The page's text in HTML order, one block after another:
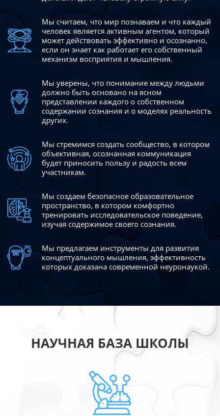
Мы считаем, что мир познаваем и что каждый
человек является активным агентом, который
может действовать эффективно и осознанно,
если он знает как работает его собственный
механизм восприятия и мышления.
Мы уверены, что понимание между людьми
должно быть основано на ясном
представлении каждого о собственном
содержании сознания и о моделях реальность
других.
Мы стремимся создать сообщество, в котором
объективная, осознанная коммуникация
будет приносить пользу и радость всем
участникам.
Мы создаем безопасное образовательное
пространство, в котором комфортно
тренировать исследовательское поведение,
изучая содержимое своего сознания.
Мы предлагаем инструменты для развития
концептуального мышления, эффективность
которых доказана современной неуронаукой.
НАУЧНАЯ БАЗА ШКОЛЫ